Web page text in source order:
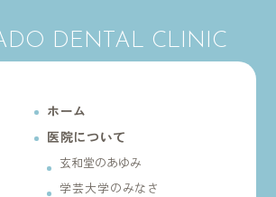
DENTAL CLINIC
ホーム
医院について
玄和堂のあゆみ
学芸大学のみなさ